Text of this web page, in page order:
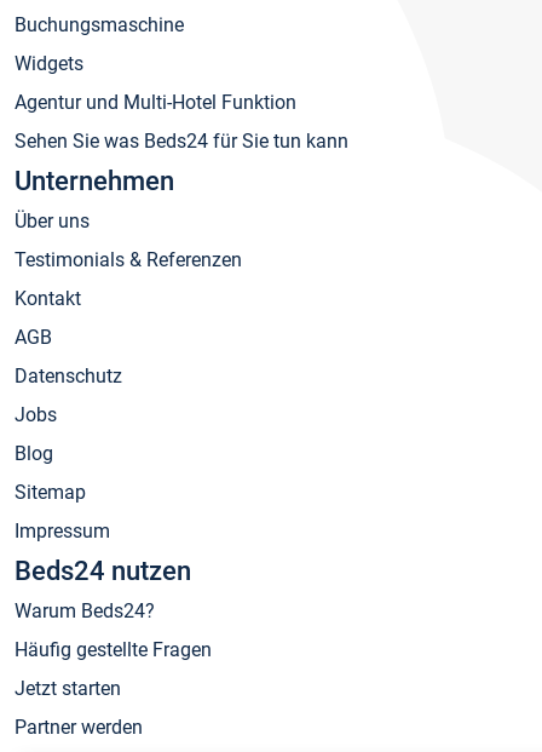
Buchungsmaschine
Widgets
Agentur und Multi-Hotel Funktion
Sehen Sie was Beds24 für Sie tun kann
Unternehmen
Über uns
Testimonials & Referenzen
Kontakt
AGB
Datenschutz
Jobs
Blog
Sitemap
Impressum
Beds24 nutzen
Warum Beds24?
Häufig gestellte Fragen
Jetzt starten
Partner werden